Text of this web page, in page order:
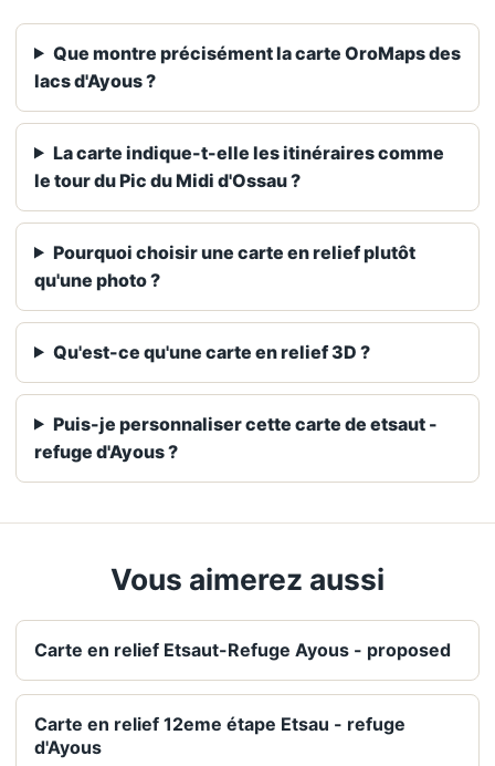
Que montre précisément la carte OroMaps des
lacs d'Ayous ?
La carte indique-t-elle les itinéraires comme
le tour du Pic du Midi d'Ossau ?
Pourquoi choisir une carte en relief plutôt
qu'une photo ?
Qu'est-ce qu'une carte en relief 3D ?
Puis-je personnaliser cette carte de etsaut -
refuge d'Ayous ?
Vous aimerez aussi
Carte en relief Etsaut-Refuge Ayous - proposed
Carte en relief 12eme étape Etsau - refuge
d'Ayous